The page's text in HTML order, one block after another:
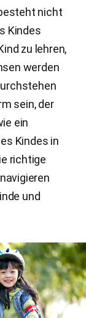
nicht
Kindes
zu lehren,
werden
sein, der
ein
Kindes in
richtige
und